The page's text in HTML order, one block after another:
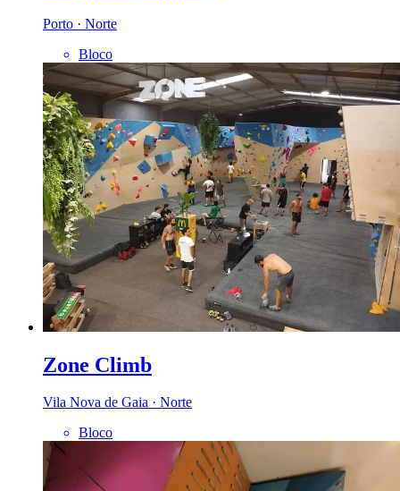
Porto · Norte
Bloco
Zone Climb
Vila Nova de Gaia · Norte
Bloco